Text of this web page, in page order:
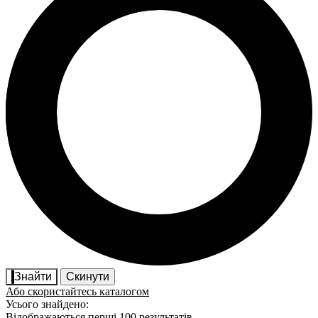
Знайти
Скинути
Або скористайтесь каталогом
Усього знайдено: